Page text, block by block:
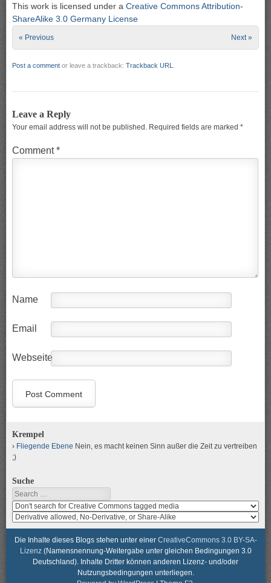
This work is licensed under a Creative Commons Attribution-
ShareAlike 3.0 Germany License
« Previous Next »
Post a comment or leave a trackback: Trackback URL
Leave a Reply
Your email address will not be published. Required fields are marked *
Comment*
Name
Email
Webseite
Krempel
Fliegende Ebene Nein, es macht keinen Sinn außer die Zeit zu vertreiben
;)
Suche
Search
Search
media
for
usage
rights
search
media
for
modification
Die Inhalte dieses Blogs stehen unter einer CreativeCommons 3.0 BY-SA-
Lizenz(Namensnennung-Weitergabe unter gleichen Bedingungen 3.0
Deutschland). Inhalte Dritter können anderen Lizenz- und/oder
Nutzungsbedingungen unterliegen.